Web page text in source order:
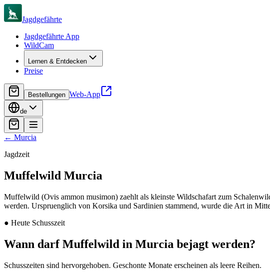
Jagdgefährte
Jagdgefährte App
WildCam
Lernen & Entdecken
Preise
Bestellungen Web-App
de
← Murcia
Jagdzeit
Muffelwild Murcia
Muffelwild (Ovis ammon musimon) zaehlt als kleinste Wildschafart zum
werden. Urspruenglich von Korsika und Sardinien stammend, wurde die Art in
● Heute Schusszeit
Wann darf Muffelwild in Murcia bejagt werden?
Schusszeiten sind hervorgehoben. Geschonte Monate erscheinen als leere Reihen.